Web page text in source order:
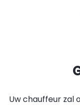
Uw chauffeur zal